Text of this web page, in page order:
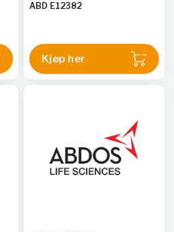
ABD E12382
Kjøp her